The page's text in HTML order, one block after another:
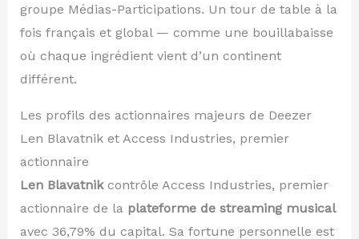
groupe Médias-Participations. Un tour de table à la
fois français et global — comme une bouillabaisse
où chaque ingrédient vient d’un continent
différent.
Les profils des actionnaires majeurs de Deezer
Len Blavatnik et Access Industries, premier
actionnaire
Len Blavatnikcontrôle Access Industries, premier
actionnaire de la plateforme de streaming musical
avec 36,79% du capital. Sa fortune personnelle est